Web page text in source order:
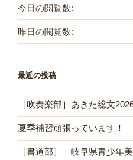
今日の閲覧数:
昨日の閲覧数:
最近の投稿
［吹奏楽部］あきた総文
夏季補習頑張っています！
［書道部］ 岐阜県青少年